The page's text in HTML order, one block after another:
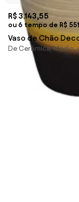
R$ 3.143,55
ou 6 tempo de R$
De Cerâmica, Médio,